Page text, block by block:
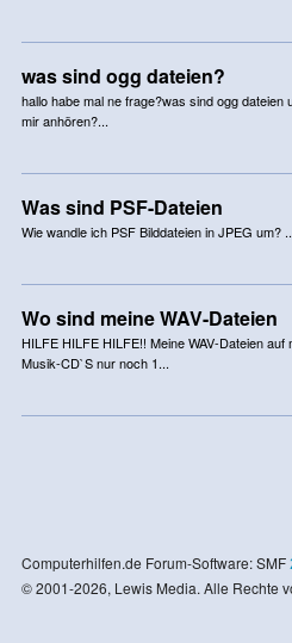
was sind ogg dateien?
hallo habe mal ne frage?was sind ogg
mir anhören?...
Was sind PSF-Dateien
Wie wandle ich PSF Bilddateien in JPEG um?
Wo sind meine WAV-Dateien
HILFE HILFE HILFE!! Meine WAV-Dateien
Musik-CD`S nur noch 1...
Computerhilfen.de Forum-Software: SMF
© 2001-2026, Lewis Media. Alle Rechte